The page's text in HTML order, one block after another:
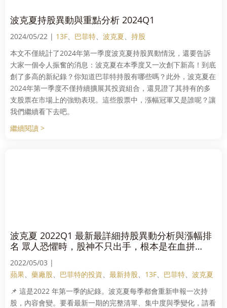
波克夏持股異動與重點分析 2024Q1
2024/05/22 | 13F、 巴菲特、 波克夏、 持股
本文不僅統計了2024年第一季度波克夏持股異動情況，還要告訴
大家一個令人振奮的消息：波克夏在本季度又一次創下新高！到底
創了多高的新紀錄？你知道巴菲特持股有哪些嗎？此外，波克夏在
2024年第一季度不僅持續擴展其投資組合，還見證了其持有的多
支股票在市場上的強勁表現。這些股票中，漲幅冠軍又是誰呢？讓
我們繼續看下去吧。
繼續閱讀 >
波克夏 2022Q1 最新最詳細持股異動分析與漲幅排
名 眾人恐懼時，股神不只出手，根本是在血拼
啊！！【股神 巴菲特 】
2022/05/03 |
蘋果、 藥廠股、 巴菲特的投資、 最新持股、 13F、 巴菲特、 波克夏
📌 這是2022 年第一季的紀錄。波克夏每季都會重新申報一次持
股，內容會變。要看最新一期的完整清單、集中度與季變化，請看